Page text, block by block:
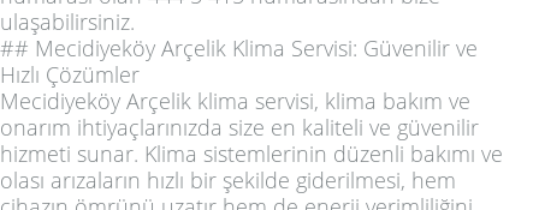
ulaşabilirsiniz.
## Mecidiyeköy Arçelik Klima Servisi: Güvenilir ve
Hızlı Çözümler
Mecidiyeköy Arçelik klima servisi, klima bakım ve
onarım ihtiyaçlarınızda size en kaliteli ve güvenilir
hizmeti sunar. Klima sistemlerinin düzenli bakımı ve
olası arızaların hızlı bir şekilde giderilmesi, hem